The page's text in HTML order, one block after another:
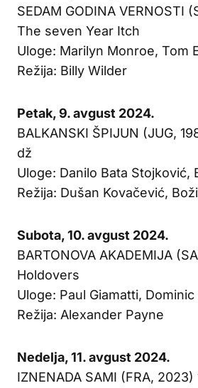
SEDAM GODINA VERNOSTI
The seven Year Itch
Uloge: Marilyn Monroe, Tom
Režija: Billy Wilder
Petak, 9. avgust 2024.
BALKANSKI ŠPIJUN (JUG,
dž
Uloge: Danilo Bata Stojković,
Režija: Dušan Kovačević,
Subota, 10. avgust 2024.
BARTONOVA AKADEMIJA
Holdovers
Uloge: Paul Giamatti, Dominic
Režija: Alexander Payne
Nedelja, 11. avgust 2024.
IZNENADA SAMI (FRA, 2023)